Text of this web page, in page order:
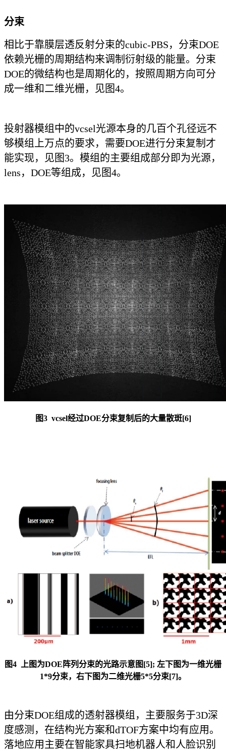
分束
相比于靠膜层透反射分束的cubic-PBS，分束DOE
依赖光栅的周期结构来调制衍射级的能量。分束
DOE的微结构也是周期化的，按照周期方向可分
成一维和二维光栅，见图4。
投射器模组中的vcsel光源本身的几百个孔径远不
够模组上万点的要求，需要DOE进行分束复制才
能实现，见图3。模组的主要组成部分即为光源，
lens，DOE等组成，见图4。
图3 vcsel经过DOE分束复制后的大量散斑[6]
图4 上图为DOE阵列分束的光路示意图[5]; 左下图为一维光栅
1*9分束，右下图为二维光栅5*5分束[7]。
由分束DOE组成的透射器模组，主要服务于3D深
度感测，在结构光方案和dTOF方案中均有应用。
落地应用主要在智能家具扫地机器人和人脸识别